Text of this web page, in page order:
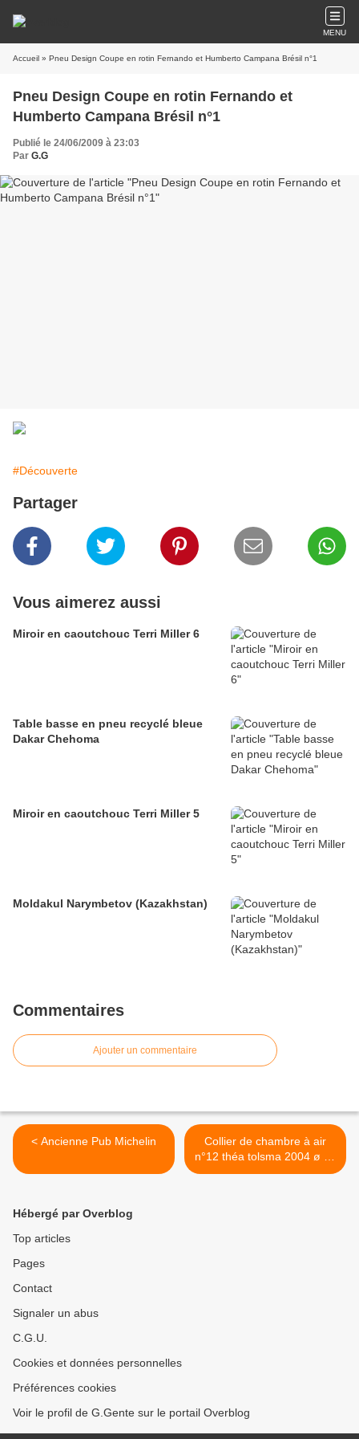
MENU
Accueil » Pneu Design Coupe en rotin Fernando et Humberto Campana Brésil n°1
Pneu Design Coupe en rotin Fernando et
Humberto Campana Brésil n°1
Publié le 24/06/2009 à 23:03
Par G.G
#Découverte
Partager
Vous aimerez aussi
Miroir en caoutchouc Terri Miller 6
Table basse en pneu recyclé bleue
Dakar Chehoma
Miroir en caoutchouc Terri Miller 5
Moldakul Narymbetov (Kazakhstan)
Commentaires
Ajouter un commentaire
< Ancienne Pub Michelin
Collier de chambre à air
n°12 théa tolsma 2004 ø 35
cm >
Hébergé par Overblog
Top articles
Pages
Contact
Signaler un abus
C.G.U.
Cookies et données personnelles
Préférences cookies
Voir le profil de G.Gente sur le portail Overblog